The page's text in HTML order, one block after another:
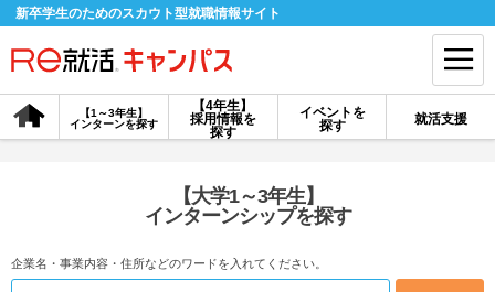
新卒学生のためのスカウト型就職情報サイト
【4年生】
採用情報を
探す
【1～3年生】
インターンを探す
イベントを
探す
就活支援
会員登録 ログイン
会員ID・パスワードを忘れた方はこちら
【大学1～3年生】
インターンシップを探す
企業名・事業内容・住所などのワードを入れてください。